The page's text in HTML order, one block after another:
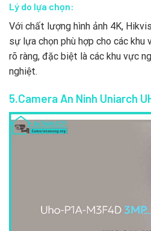
Lý do lựa chọn:
Với chất lượng hình ảnh 4K,
sự lựa chọn phù hợp cho các
rõ ràng, đặc biệt là các khu vực
nghiệt.
5.Camera An Ninh Uniarch